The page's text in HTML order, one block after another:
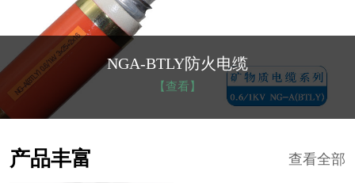
NGA-BTLY防火电缆
【查看】
查看全部
产品丰富